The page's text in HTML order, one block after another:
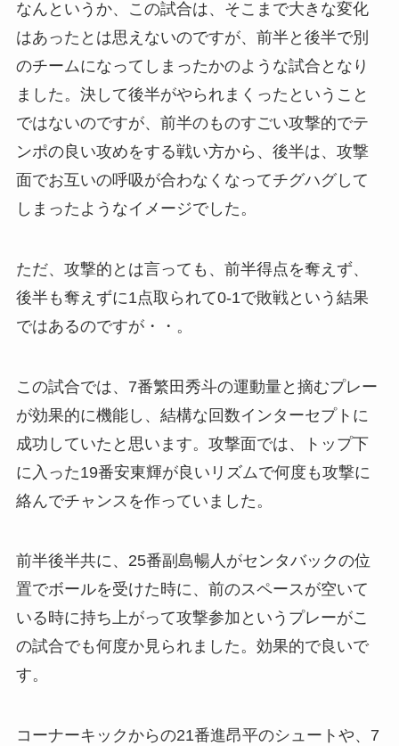
なんというか、この試合は、そこまで大きな変化
はあったとは思えないのですが、前半と後半で別
のチームになってしまったかのような試合となり
ました。決して後半がやられまくったということ
ではないのですが、前半のものすごい攻撃的でテ
ンポの良い攻めをする戦い方から、後半は、攻撃
面でお互いの呼吸が合わなくなってチグハグして
しまったようなイメージでした。
ただ、攻撃的とは言っても、前半得点を奪えず、
後半も奪えずに1点取られて0-1で敗戦という結果
ではあるのですが・・。
この試合では、7番繁田秀斗の運動量と摘むプレー
が効果的に機能し、結構な回数インターセプトに
成功していたと思います。攻撃面では、トップ下
に入った19番安東輝が良いリズムで何度も攻撃に
絡んでチャンスを作っていました。
前半後半共に、25番副島暢人がセンタバックの位
置でボールを受けた時に、前のスペースが空いて
いる時に持ち上がって攻撃参加というプレーがこ
の試合でも何度か見られました。効果的で良いで
す。
コーナーキックからの21番進昂平のシュートや、7